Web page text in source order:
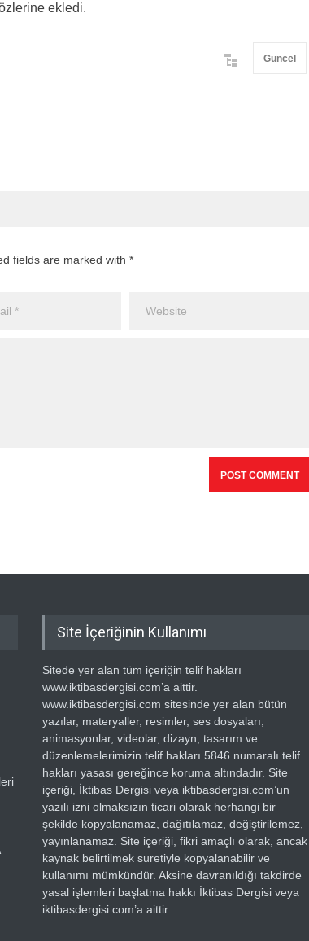
ekledi.
Güncel
fields are marked with *
Site İçeriğinin Kullanımı
Sitede yer alan tüm içeriğin telif hakları
www.iktibasdergisi.com’a aittir.
www.iktibasdergisi.com sitesinde yer alan bütün
yazılar, materyaller, resimler, ses dosyaları,
animasyonlar, videolar, dizayn, tasarım ve
düzenlemelerimizin telif hakları 5846 numaralı telif
hakları yasası gereğince koruma altındadır. Site
içeriği, İktibas Dergisi veya iktibasdergisi.com’un
yazılı izni olmaksızın ticari olarak herhangi bir
şekilde kopyalanamaz, dağıtılamaz, değiştirilemez,
yayınlanamaz. Site içeriği, fikri amaçlı olarak, ancak
kaynak belirtilmek suretiyle kopyalanabilir ve
kullanımı mümkündür. Aksine davranıldığı takdirde
yasal işlemleri başlatma hakkı İktibas Dergisi veya
iktibasdergisi.com’a aittir.